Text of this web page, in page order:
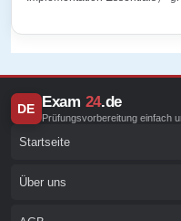
DE Exam 24.de
Prüfungsvorbereitung einfach
Startseite
Über uns